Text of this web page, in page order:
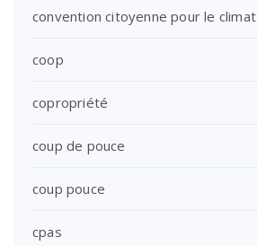
convention citoyenne pour le climat
coop
copropriété
coup de pouce
coup pouce
cpas